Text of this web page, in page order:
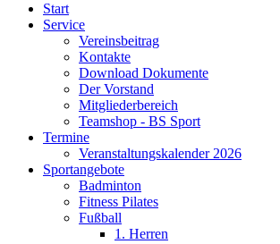
Start
Service
Vereinsbeitrag
Kontakte
Download Dokumente
Der Vorstand
Mitgliederbereich
Teamshop - BS Sport
Termine
Veranstaltungskalender 2026
Sportangebote
Badminton
Fitness Pilates
Fußball
1. Herren